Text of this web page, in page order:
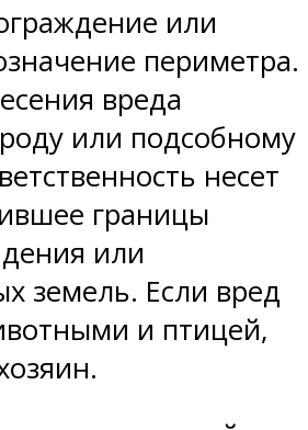
или
периметра.
вреда
или подсобному
несет
границы
или
земель. Если вред
и птицей,